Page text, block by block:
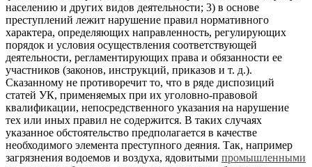
населению и других видов деятельности; 3) в основе
преступлений лежит нарушение правил нормативного
характера, определяющих направленность, регулирующих
порядок и условия осуществления соответствующей
деятельности, регламентирующих права и обязанности ее
участников (законов, инструкций, приказов и т. д.).
Сказанному не противоречит то, что в ряде диспозиций
статей УК, применяемых при их уголовно-правовой
квалификации, непосредственного указания на нарушение
тех или иных правил не содержится. В таких случаях
указанное обстоятельство предполагается в качестве
необходимого элемента преступного деяния. Так, например
загрязнения водоемов и воздуха, ядовитыми промышленными